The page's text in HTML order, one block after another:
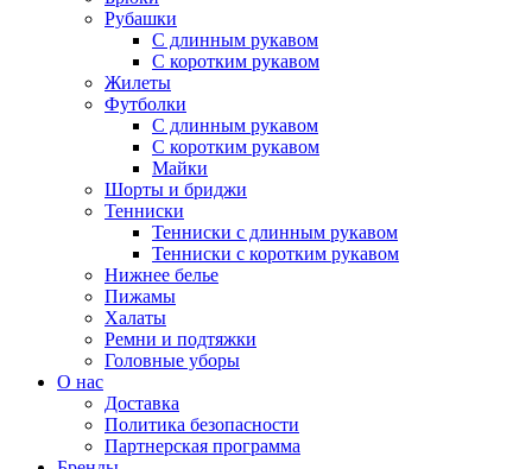
Рубашки
С длинным рукавом
С коротким рукавом
Жилеты
Футболки
С длинным рукавом
С коротким рукавом
Майки
Шорты и бриджи
Тенниски
Тенниски с длинным рукавом
Тенниски с коротким рукавом
Нижнее белье
Пижамы
Халаты
Ремни и подтяжки
Головные уборы
О нас
Доставка
Политика безопасности
Партнерская программа